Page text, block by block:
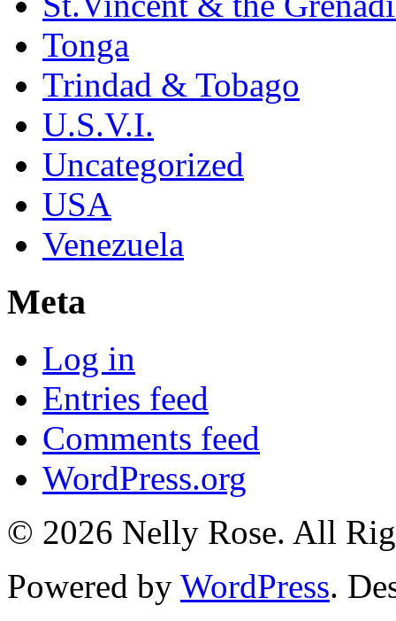
Tonga
Trindad & Tobago
U.S.V.I.
Uncategorized
USA
Venezuela
Meta
Log in
Entries feed
Comments feed
WordPress.org
© 2026 Nelly Rose. All
Powered by WordPress.